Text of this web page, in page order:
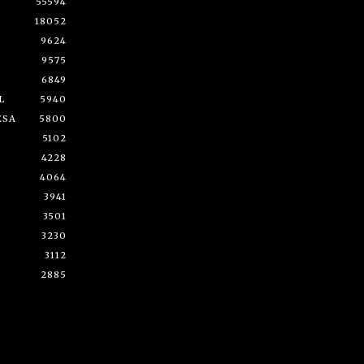
18052
9624
9575
6849
5940
5800
5102
4228
4064
3941
3501
3230
3112
2885